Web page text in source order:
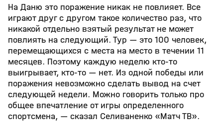
На Даню это поражение никак не повлияет. Все
играют друг с другом такое количество раз, что
никакой отдельно взятый результат не может
повлиять на следующий. Тур — это 100 человек,
перемещающихся с места на место в течении 11
месяцев. Поэтому каждую неделю кто‑то
выигрывает, кто‑то — нет. Из одной победы или
поражения невозможно сделать вывод на счет
следующей недели. Можно говорить только про
общее впечатление от игры определенного
спортсмена, — сказал Селиваненко «Матч ТВ».